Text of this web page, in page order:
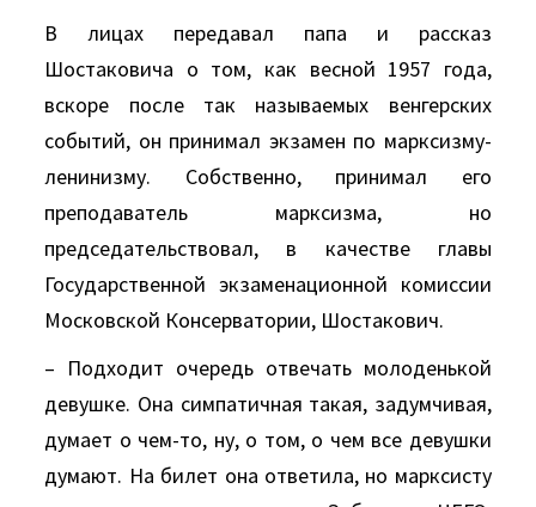
В лицах передавал папа и рассказ
Шостаковича о том, как весной 1957 года,
вскоре после так называемых венгерских
событий, он принимал экзамен по марксизму-
ленинизму. Собственно, принимал его
преподаватель марксизма, но
председательствовал, в качестве главы
Государственной экзаменационной комиссии
Московской Консерватории, Шостакович.
– Подходит очередь отвечать молоденькой
девушке. Она симпатичная такая, задумчивая,
думает о чем-то, ну, о том, о чем все девушки
думают. На билет она ответила, но марксисту